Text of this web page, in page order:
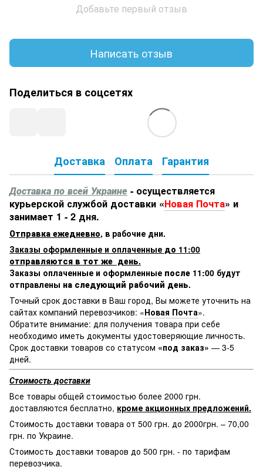
Добавьте первый отзыв
Написать отзыв
Поделиться в соцсетях
Доставка Оплата Гарантия
Доставка по всей Украине - осуществляется
курьерской службой доставки «Новая Почта» и
занимает 1 - 2 дня.
Отправка ежедневно, в рабочие дни.
Заказы оформленные и оплаченные до 11:00
отправляются в тот же день.
Заказы оплаченные и оформленные после 11:00 будут
отправлены на следующий рабочий день.
Точный срок доставки в Ваш город, Вы можете уточнить на
сайтах компаний перевозчиков: «Новая Почта».
Обратите внимание: для получения товара при себе
необходимо иметь документы удостоверяющие личность.
Срок доставки товаров со статусом «под заказ» — 3-5
дней.
Стоимость доставки
Все товары общей стоимостью более 2000 грн.
доставляются бесплатно, кроме акционных предложений.
Стоимость доставки товара от 500 грн. до 2000грн. – 70,00
грн. по Украине.
Стоимость доставки товаров до 500 грн. - по тарифам
перевозчика.